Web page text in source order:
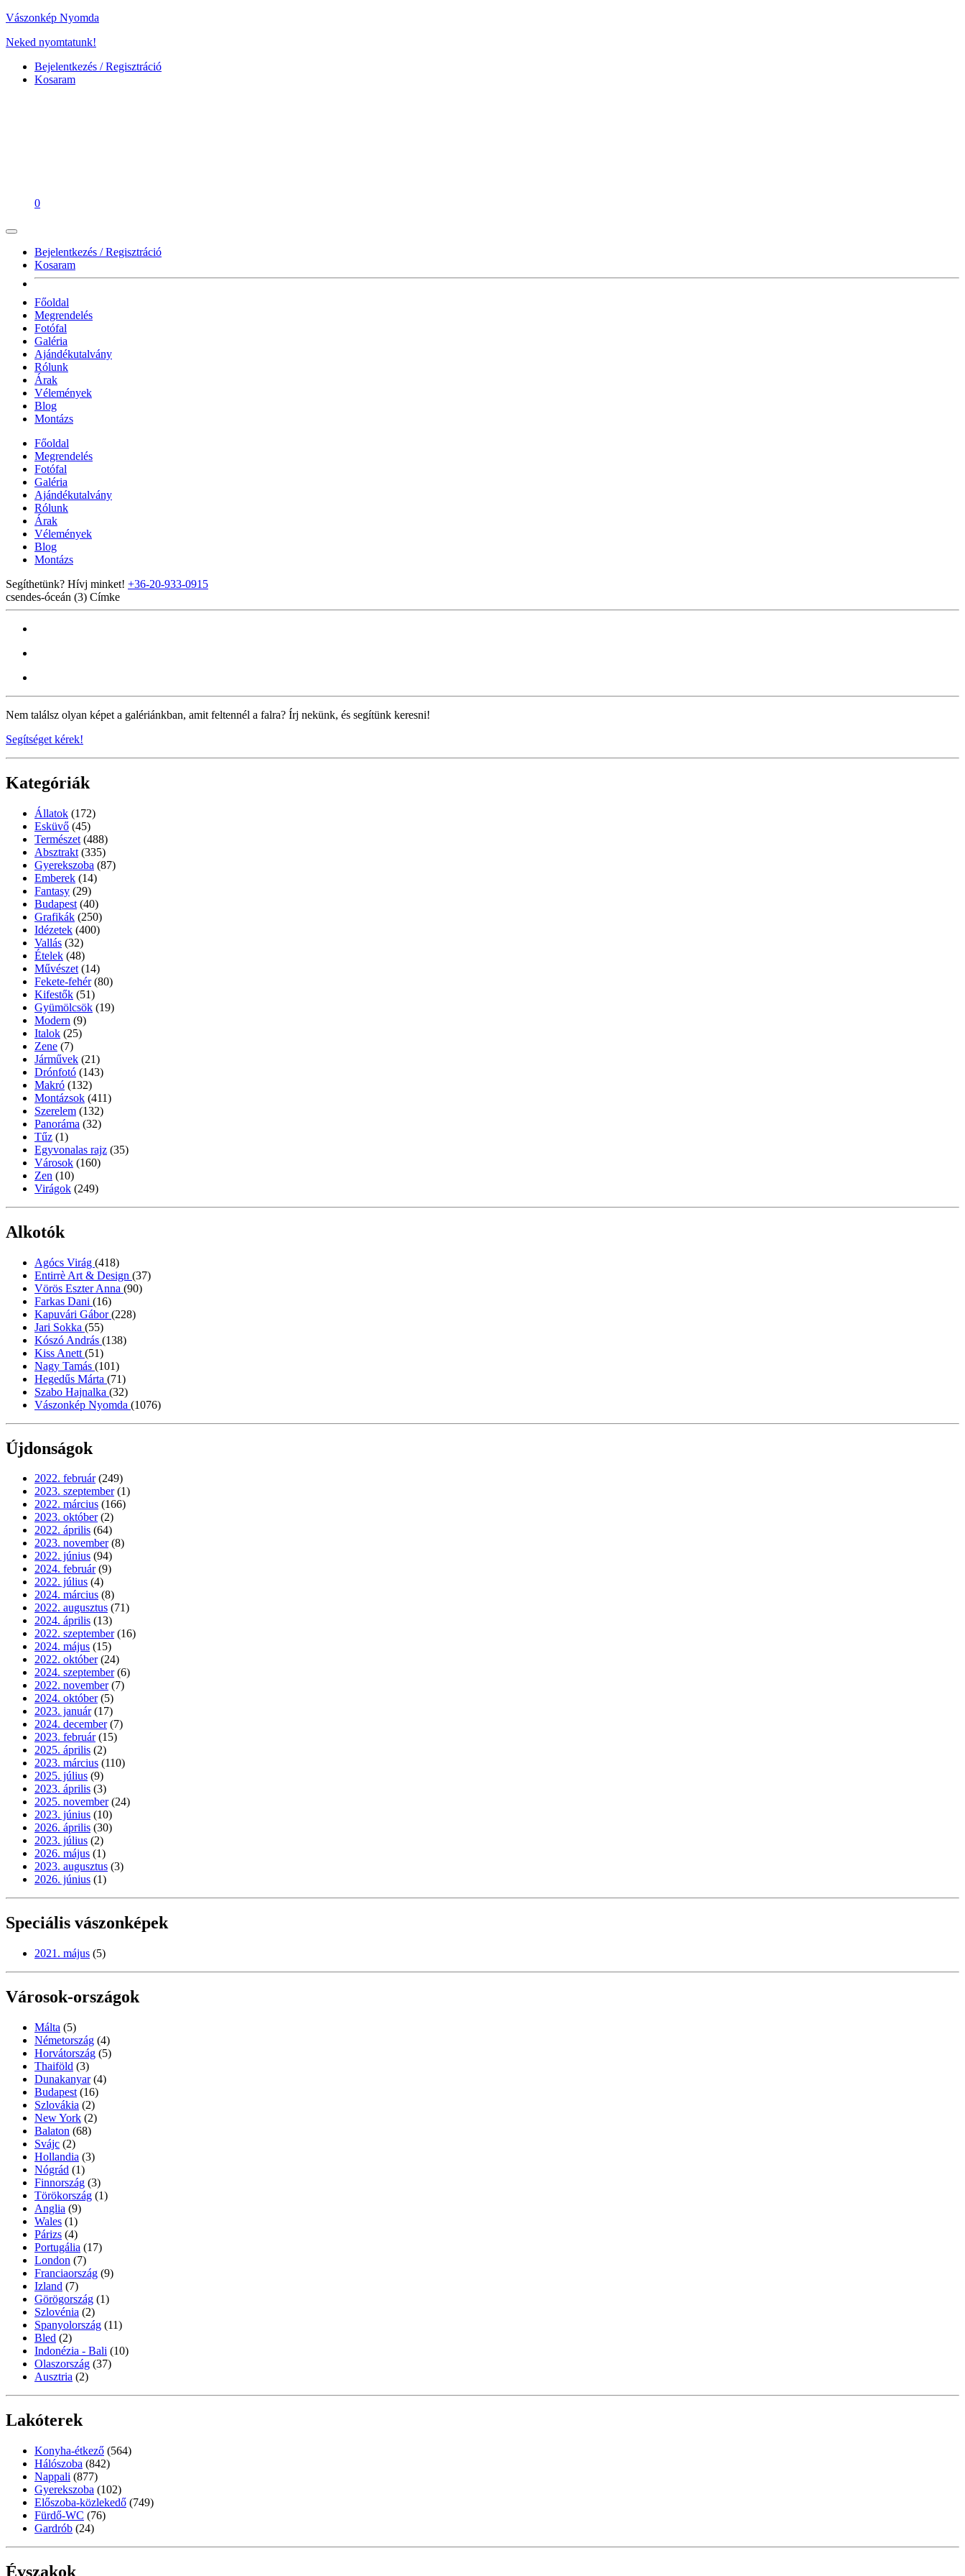
Vászonkép Nyomda
Neked nyomtatunk!
Bejelentkezés / Regisztráció
Kosaram
0
Bejelentkezés / Regisztráció
Kosaram
Főoldal
Megrendelés
Fotófal
Galéria
Ajándékutalvány
Rólunk
Árak
Vélemények
Blog
Montázs
Főoldal
Megrendelés
Fotófal
Galéria
Ajándékutalvány
Rólunk
Árak
Vélemények
Blog
Montázs
Segíthetünk? Hívj minket! +36-20-933-0915
csendes-óceán (3) Címke
Nem találsz olyan képet a galériánkban, amit feltennél a falra? Írj nekünk, és segítünk keresni!
Segítséget kérek!
Kategóriák
Állatok (172)
Esküvő (45)
Természet (488)
Absztrakt (335)
Gyerekszoba (87)
Emberek (14)
Fantasy (29)
Budapest (40)
Grafikák (250)
Idézetek (400)
Vallás (32)
Ételek (48)
Művészet (14)
Fekete-fehér (80)
Kifestők (51)
Gyümölcsök (19)
Modern (9)
Italok (25)
Zene (7)
Járművek (21)
Drónfotó (143)
Makró (132)
Montázsok (411)
Szerelem (132)
Panoráma (32)
Tűz (1)
Egyvonalas rajz (35)
Városok (160)
Zen (10)
Virágok (249)
Alkotók
Agócs Virág (418)
Entirrè Art & Design (37)
Vörös Eszter Anna (90)
Farkas Dani (16)
Kapuvári Gábor(228)
Jari Sokka (55)
Kószó András (138)
Kiss Anett (51)
Nagy Tamás (101)
Hegedűs Márta (71)
Szabo Hajnalka (32)
Vászonkép Nyomda (1076)
Újdonságok
2022. február (249)
2023. szeptember (1)
2022. március (166)
2023. október (2)
2022. április (64)
2023. november (8)
2022. június (94)
2024. február (9)
2022. július (4)
2024. március (8)
2022. augusztus (71)
2024. április (13)
2022. szeptember (16)
2024. május (15)
2022. október (24)
2024. szeptember (6)
2022. november (7)
2024. október (5)
2023. január (17)
2024. december (7)
2023. február (15)
2025. április (2)
2023. március (110)
2025. július (9)
2023. április (3)
2025. november (24)
2023. június (10)
2026. április (30)
2023. július (2)
2026. május (1)
2023. augusztus (3)
2026. június (1)
Speciális vászonképek
2021. május (5)
Városok-országok
Málta (5)
Németország (4)
Horvátország (5)
Thaiföld (3)
Dunakanyar (4)
Budapest (16)
Szlovákia (2)
New York (2)
Balaton (68)
Svájc (2)
Hollandia (3)
Nógrád (1)
Finnország (3)
Törökország (1)
Anglia (9)
Wales (1)
Párizs (4)
Portugália (17)
London (7)
Franciaország (9)
Izland (7)
Görögország (1)
Szlovénia (2)
Spanyolország (11)
Bled (2)
Indonézia - Bali (10)
Olaszország (37)
Ausztria (2)
Lakóterek
Konyha-étkező (564)
Hálószoba (842)
Nappali (877)
Gyerekszoba (102)
Előszoba-közlekedő (749)
Fürdő-WC (76)
Gardrób (24)
Évszakok